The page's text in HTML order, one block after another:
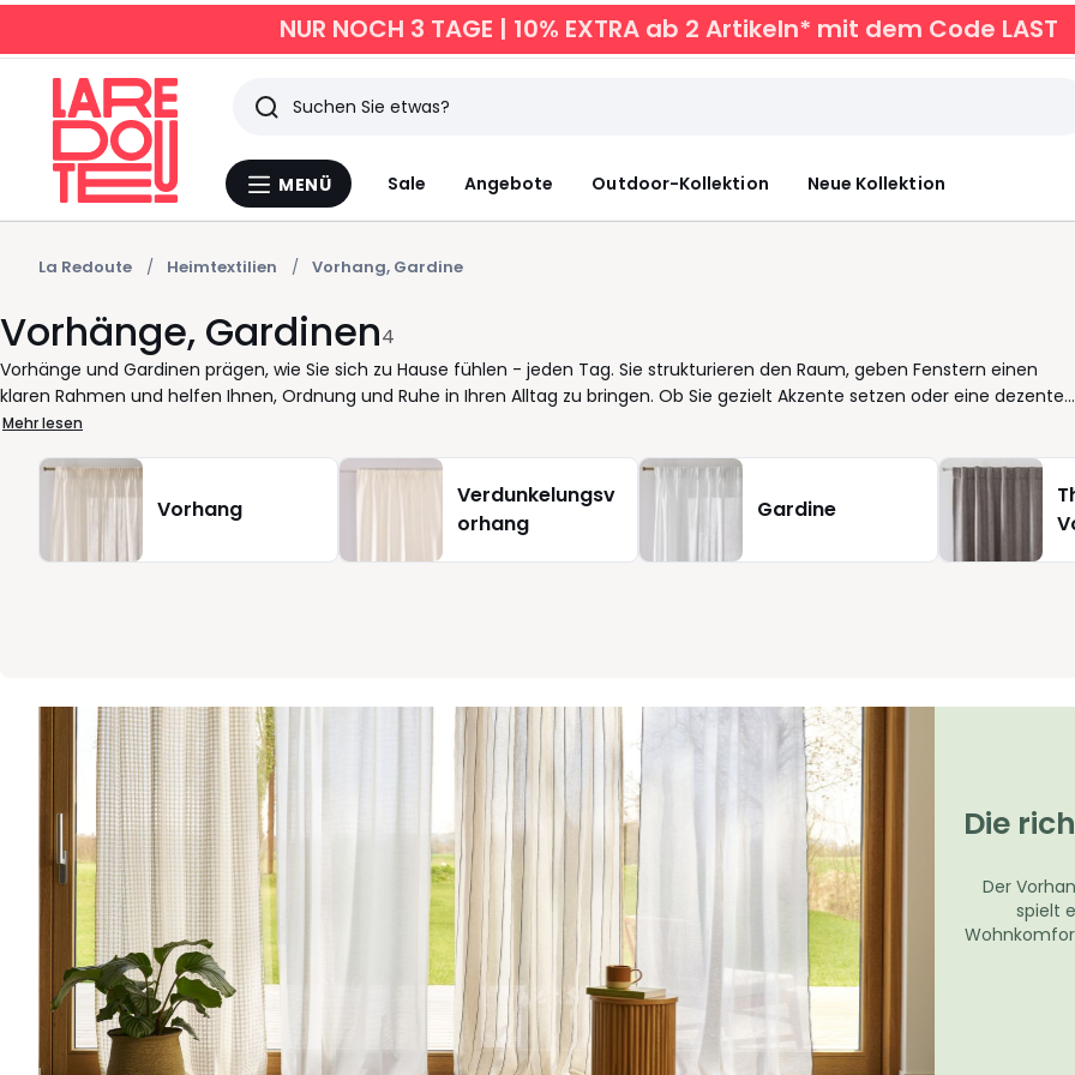
NUR NOCH 3 TAGE | 10% EXTRA ab 2 Artikeln* mit dem Code LAST
Menü
MENÜ Sale Angebote Outdoor-Kollektion Neue Kollektion
Suchen
Zuletzt
angesehen
Artikel
La Redoute Heimtextilien Vorhang, Gardine
Vorhänge, Gardinen4
Vorhänge und Gardinen prägen, wie Sie sich zu Hause fühlen - jeden Tag. Sie strukturieren den Raum, geben Fenstern einen
klaren Rahmen und helfen Ihnen, Ordnung und Ruhe in Ihren Alltag zu bringen. Ob Sie gezielt Akzente setzen oder eine dezente
Lösung suchen: Mit der passenden Gardine oder dem richtigen Vorhang lassen sich Räume einfach und flexibel gestalten.
Leichtigkeit oder bewusst farbig als Kontrast. Ein Osenvorhang lässt sich schnell aufziehen und passt gut, wenn Sie es
unkompliziert mögen. Modelle aus Polyester sind pflegeleicht und behalten lange ihre Form - praktisch, wenn Vorhange täglich
genutzt werden. Unsere Auswahl bietet Ihnen viele Optionen, abgestimmt auf unterschiedliche Anforderungen: von der
Fenstergröße über den gewünschten Fall bis zur Aufhängung. Alle Produkte sind sorgfältig hergestellt und so konzipiert, dass sie
Mehr lesen
Vorhang
Verdunkelungsv
orhang
Gardine
Die
Der
spielt